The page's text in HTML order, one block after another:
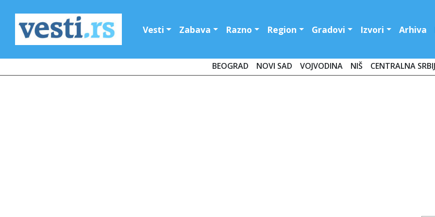
Vesti Zabava Razno Region Gradovi Izvori Arhiva
BEOGRAD NOVI SAD VOJVODINA NIŠ CENTRALNA